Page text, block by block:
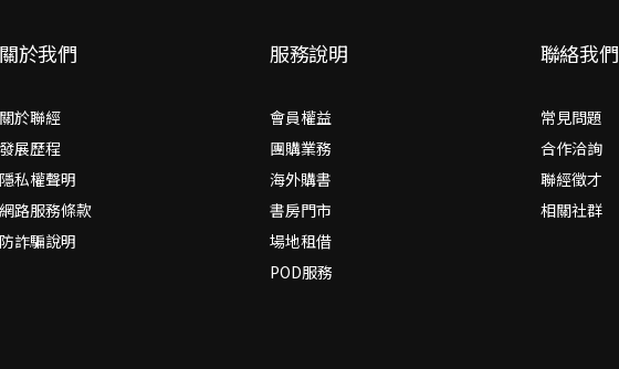
於我們
於聯經
展歷程
私權聲明
路服務條款
詐騙說明
服務說明
會員權益
團購業務
海外購書
書房門市
場地租借
POD服務
聯絡我們
常見問題
合作洽詢
聯經徵才
相關社群